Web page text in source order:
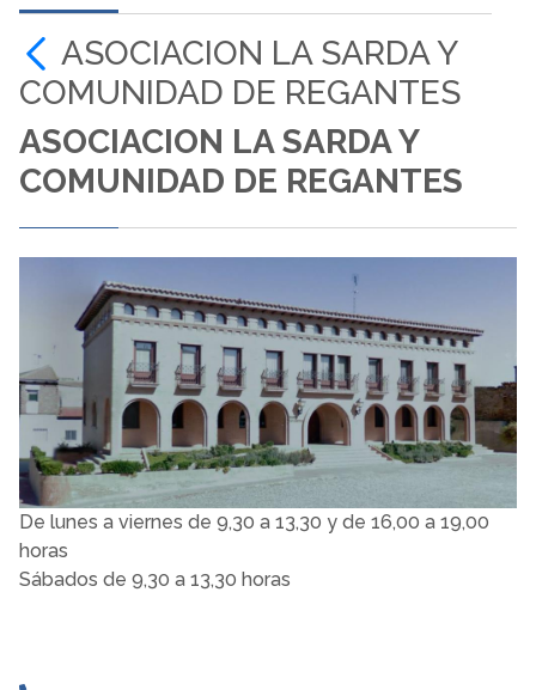
ASOCIACION LA SARDA Y
COMUNIDAD DE REGANTES
ASOCIACION LA SARDA Y
COMUNIDAD DE REGANTES
De lunes a viernes de 9,30 a 13,30 y de 16,00 a 19,00
horas
Sábados de 9,30 a 13,30 horas